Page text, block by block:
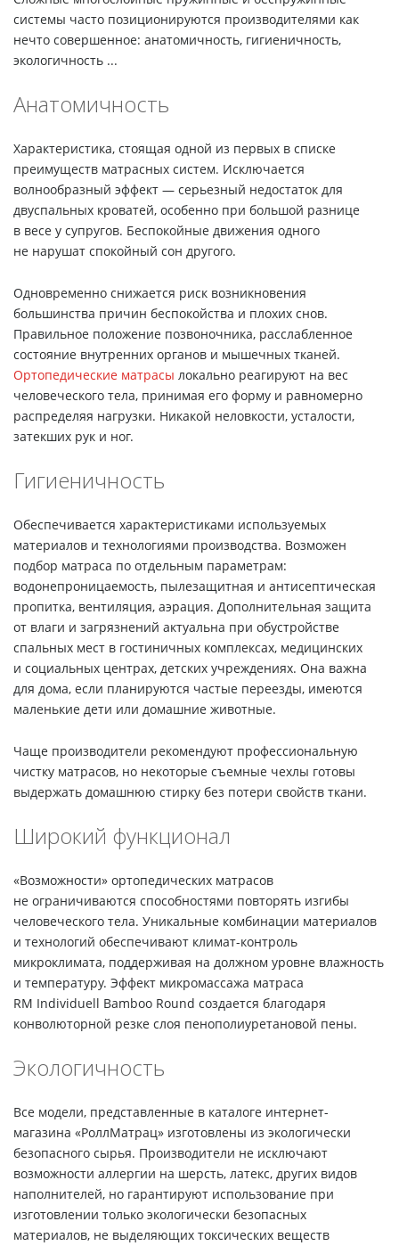
системы часто позиционируются производителями как
нечто совершенное: анатомичность, гигиеничность,
экологичность ...
Анатомичность
Характеристика, стоящая одной из первых в списке
преимуществ матрасных систем. Исключается
волнообразный эффект — серьезный недостаток для
двуспальных кроватей, особенно при большой разнице
в весе у супругов. Беспокойные движения одного
не нарушат спокойный сон другого.
Одновременно снижается риск возникновения
большинства причин беспокойства и плохих снов.
Правильное положение позвоночника, расслабленное
состояние внутренних органов и мышечных тканей.
Ортопедические матрасы локально реагируют на вес
человеческого тела, принимая его форму и равномерно
распределяя нагрузки. Никакой неловкости, усталости,
затекших рук и ног.
Гигиеничность
Обеспечивается характеристиками используемых
материалов и технологиями производства. Возможен
подбор матраса по отдельным параметрам:
водонепроницаемость, пылезащитная и антисептическая
пропитка, вентиляция, аэрация. Дополнительная защита
от влаги и загрязнений актуальна при обустройстве
спальных мест в гостиничных комплексах, медицинских
и социальных центрах, детских учреждениях. Она важна
для дома, если планируются частые переезды, имеются
маленькие дети или домашние животные.
Чаще производители рекомендуют профессиональную
чистку матрасов, но некоторые съемные чехлы готовы
выдержать домашнюю стирку без потери свойств ткани.
Широкий функционал
«Возможности» ортопедических матрасов
не ограничиваются способностями повторять изгибы
человеческого тела. Уникальные комбинации материалов
и технологий обеспечивают климат-контроль
микроклимата, поддерживая на должном уровне влажность
и температуру. Эффект микромассажа матраса
RM Individuell Bamboo Round создается благодаря
конволюторной резке слоя пенополиуретановой пены.
Экологичность
Все модели, представленные в каталоге интернет-
магазина «РоллМатрац» изготовлены из экологически
безопасного сырья. Производители не исключают
возможности аллергии на шерсть, латекс, других видов
наполнителей, но гарантируют использование при
изготовлении только экологически безопасных
материалов, не выделяющих токсических веществ